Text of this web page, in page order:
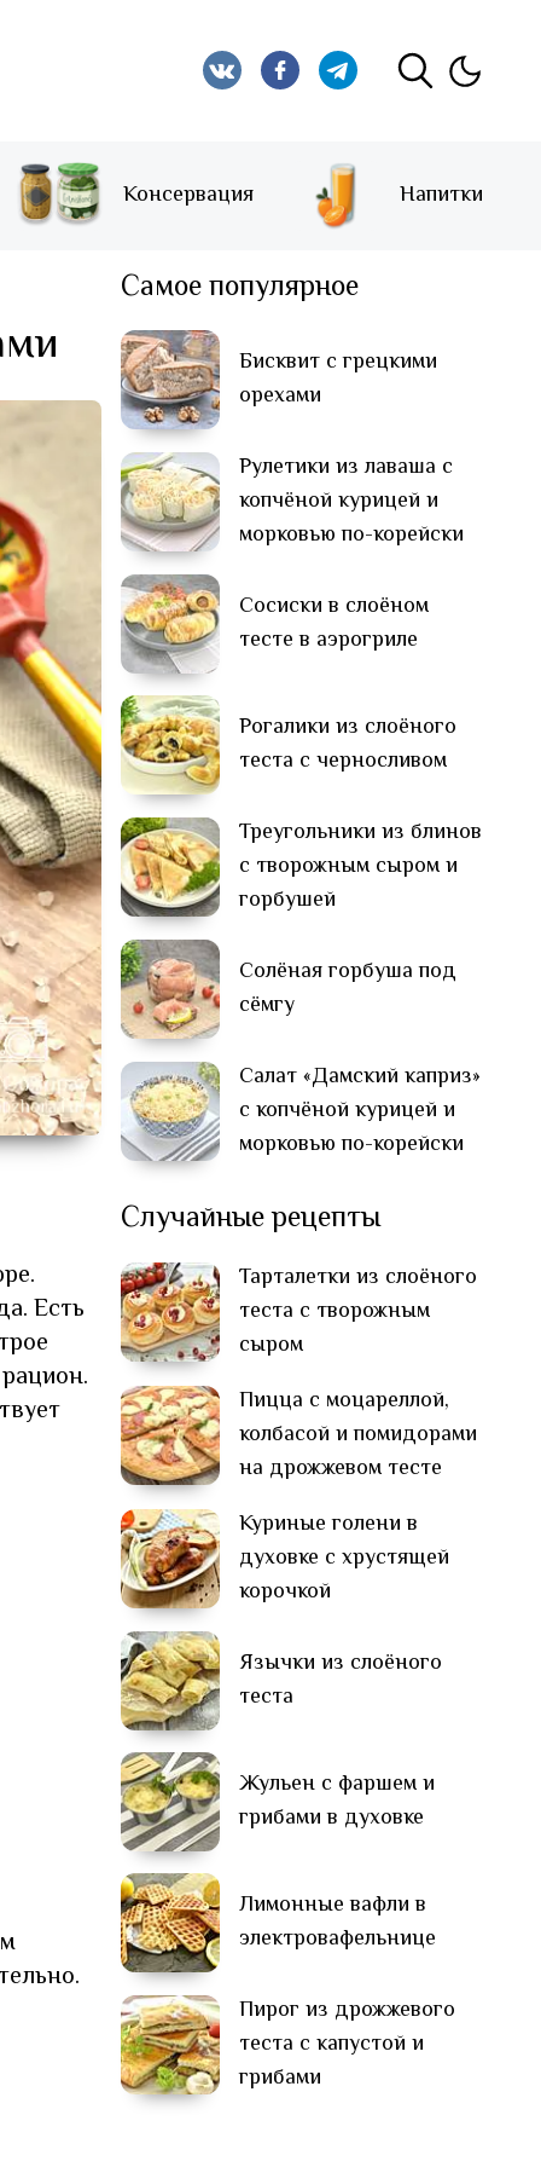
Консервация Напитки
Есть
Самое популярное
Бисквит с грецкими
орехами
Рулетики из лаваша с
копчёной курицей и
морковью по-корейски
Сосиски в слоёном
тесте в аэрогриле
Рогалики из слоёного
теста с черносливом
Треугольники из блинов
с творожным сыром и
горбушей
Солёная горбуша под
сёмгу
Салат «Дамский каприз»
с копчёной курицей и
морковью по-корейски
Случайные рецепты
Тарталетки из слоёного
теста с творожным
сыром
Пицца с моцареллой,
колбасой и помидорами
на дрожжевом тесте
Куриные голени в
духовке с хрустящей
корочкой
Язычки из слоёного
теста
Жульен с фаршем и
грибами в духовке
Лимонные вафли в
электровафельнице
Пирог из дрожжевого
теста с капустой и
грибами